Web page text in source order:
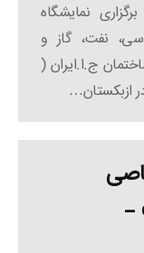
نمایشگاه
نفت، گاز و
ج.ا.ایران (
_